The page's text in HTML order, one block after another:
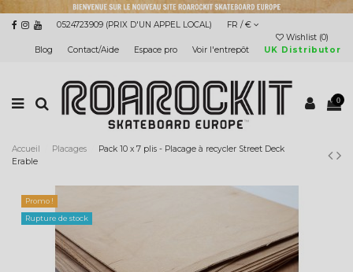
0524723909 (PRIX D'UN APPEL LOCAL)
FR / €
Wishlist (0)
Blog
Contact/Aide Espace pro Voir l'entrepôt UK Distributor
0
Accueil Placages
Pack 10 x 7 plis - Placage à recycler Street Deck
Erable
Promo !
Rupture de stock